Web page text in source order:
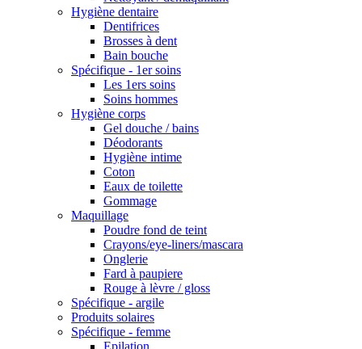
Hygiène dentaire
Dentifrices
Brosses à dent
Bain bouche
Spécifique - 1er soins
Les 1ers soins
Soins hommes
Hygiène corps
Gel douche / bains
Déodorants
Hygiène intime
Coton
Eaux de toilette
Gommage
Maquillage
Poudre fond de teint
Crayons/eye-liners/mascara
Onglerie
Fard à paupiere
Rouge à lèvre / gloss
Spécifique - argile
Produits solaires
Spécifique - femme